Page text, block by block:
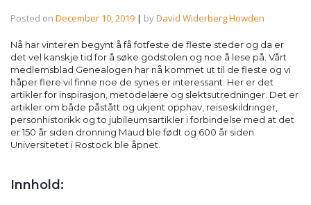
Posted on December 10, 2019 | byDavid Widerberg Howden
Nå har vinteren begynt å få fotfeste de fleste steder og da er
det vel kanskje tid for å søke godstolen og noe å lese på. Vårt
medlemsblad Genealogen har nå kommet ut til de fleste og vi
håper flere vil finne noe de synes er interessant. Her er det
artikler for inspirasjon, metodelære og slektsutredninger. Det er
artikler om både påstått og ukjent opphav, reiseskildringer,
personhistorikk og to jubileumsartikler i forbindelse med at det
er 150 år siden dronning Maud ble født og 600 år siden
Universitetet i Rostock ble åpnet.
Innhold: